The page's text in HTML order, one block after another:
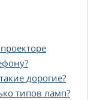
дорогие?
типов ламп?